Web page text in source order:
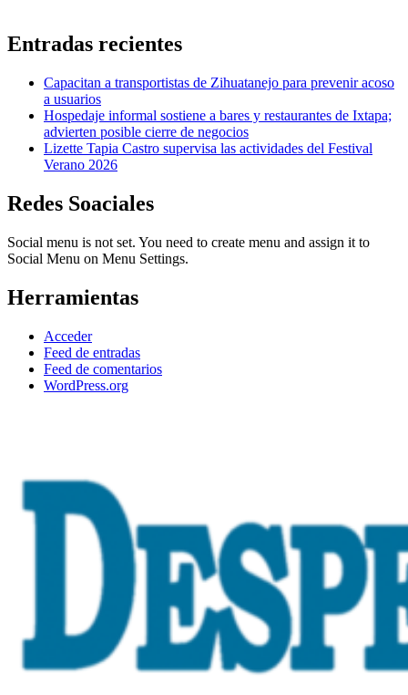
Entradas recientes
Capacitan a transportistas de Zihuatanejo para prevenir acoso
a usuarios
Hospedaje informal sostiene a bares y restaurantes de Ixtapa;
advierten posible cierre de negocios
Lizette Tapia Castro supervisa las actividades del Festival
Verano 2026
Redes Soaciales
Social menu is not set. You need to create menu and assign it to
Social Menu on Menu Settings.
Herramientas
Acceder
Feed de entradas
Feed de comentarios
WordPress.org